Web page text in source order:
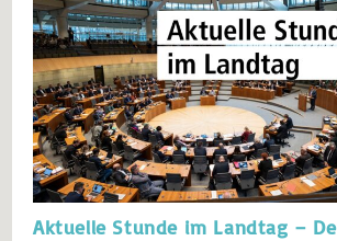
Aktuelle Stunde im Landtag –